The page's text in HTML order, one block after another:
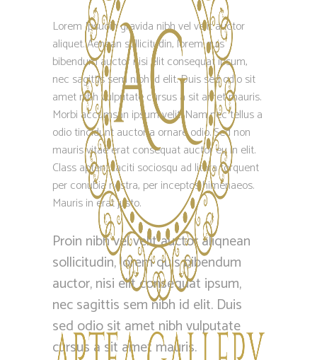
Lorem Ipsuoin gravida nibh vel velit auctor
aliquet. Aenean sollicitudin, lorem quis
bibendum auctor nisi elit consequat ipsum,
nec sagittis sem nibh id elit. Duis sed odio sit
amet nibh vulputate cursus a sit amet mauris.
Morbi accumsan ipsum velit. Nam nec tellus a
odio tincidunt auctor a ornare odio. Sed non
mauris vitae erat consequat auctor eu in elit.
Class aptent taciti sociosqu ad litora torquent
per conubia nostra, per inceptos himenaeos.
Mauris in erat justo.
Proin nibh vel velit auctor aliqnean
sollicitudin, lorem quis bibendum
auctor, nisi elit consequat ipsum,
nec sagittis sem nibh id elit. Duis
sed odio sit amet nibh vulputate
cursus a sit amet mauris.